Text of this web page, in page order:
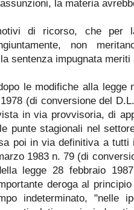
la materia
di ricorso, che per
non
sentenza impugnata
le modifiche alla legge
(di conversione del
in via provvisoria, di
punte stagionali nel
poi in via definitiva a
1983 n. 79 (di
legge 28 febbraio
deroga al
indeterminato, "nelle